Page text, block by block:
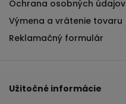
Ochrana osobných údajov
Výmena a vrátenie tovaru
Reklamačný formulár
Užitočné informácie